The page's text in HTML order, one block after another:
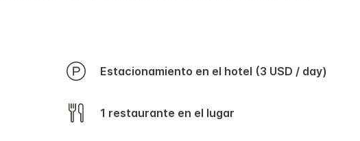
Estacionamiento en el hotel (3 USD / day)
1 restaurante en el lugar